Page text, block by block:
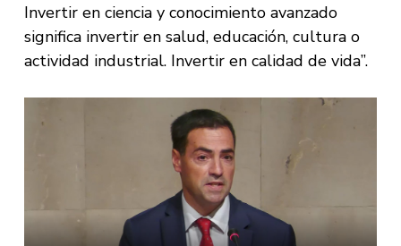
Invertir en ciencia y conocimiento avanzado
significa invertir en salud, educación, cultura o
actividad industrial. Invertir en calidad de vida”.